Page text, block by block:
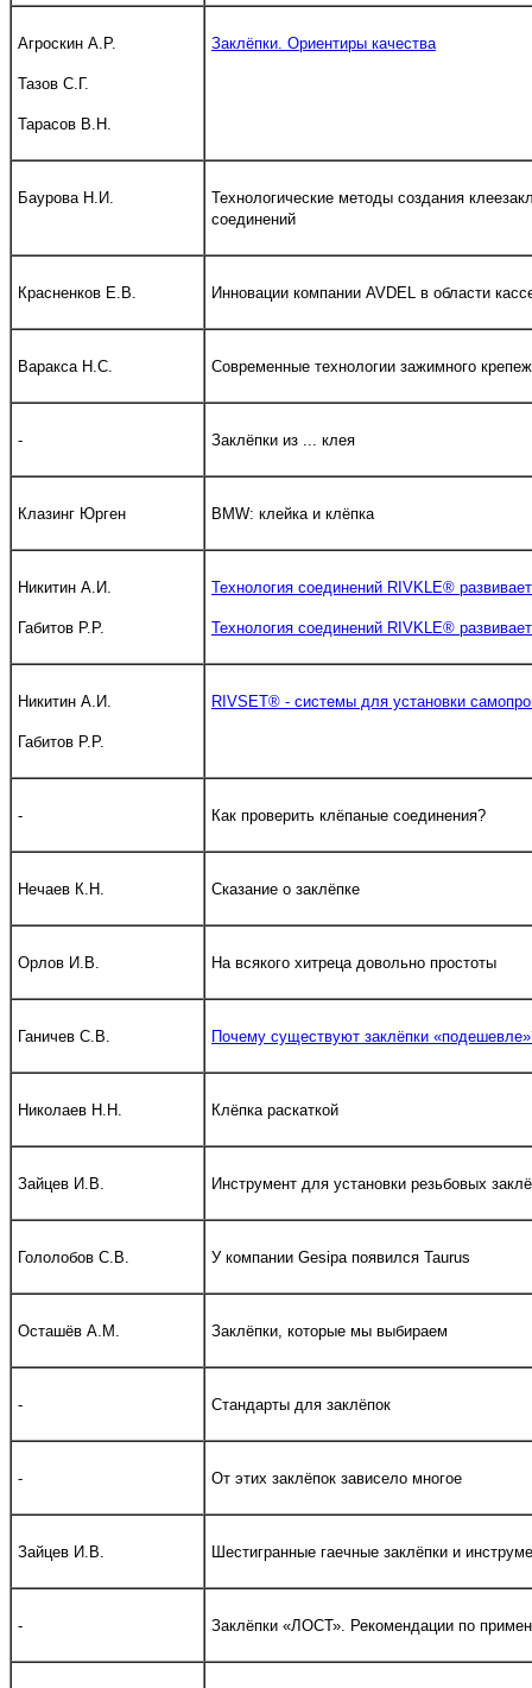
Агроскин А.Р.
Тазов С.Г.
Тарасов В.Н.
Заклёпки. Ориентиры качества
Баурова Н.И.
Технологические методы создания
соединений
Красненков Е.В. Инновации компании AVDEL в области
Варакса Н.С. Современные технологии зажимного
- Заклёпки из ... клея
Клазинг Юрген BMW: клейка и клёпка
Никитин А.И.
Габитов Р.Р.
Технология соединений RIVKLE®
Технология соединений RIVKLE®
Никитин А.И.
Габитов Р.Р.
RIVSET® - системы для установки
- Как проверить клёпаные соединения?
Нечаев К.Н. Сказание о заклёпке
Орлов И.В. На всякого хитреца довольно простоты
Ганичев С.В. Почему существуют заклёпки
Николаев Н.Н. Клёпка раскаткой
Зайцев И.В. Инструмент для установки резьбовых
Гололобов С.В. У компании Gesipa появился Taurus
Осташёв А.М. Заклёпки, которые мы выбираем
- Стандарты для заклёпок
- От этих заклёпок зависело многое
Зайцев И.В. Шестигранные гаечные заклёпки и
- Заклёпки «ЛОСТ». Рекомендации по